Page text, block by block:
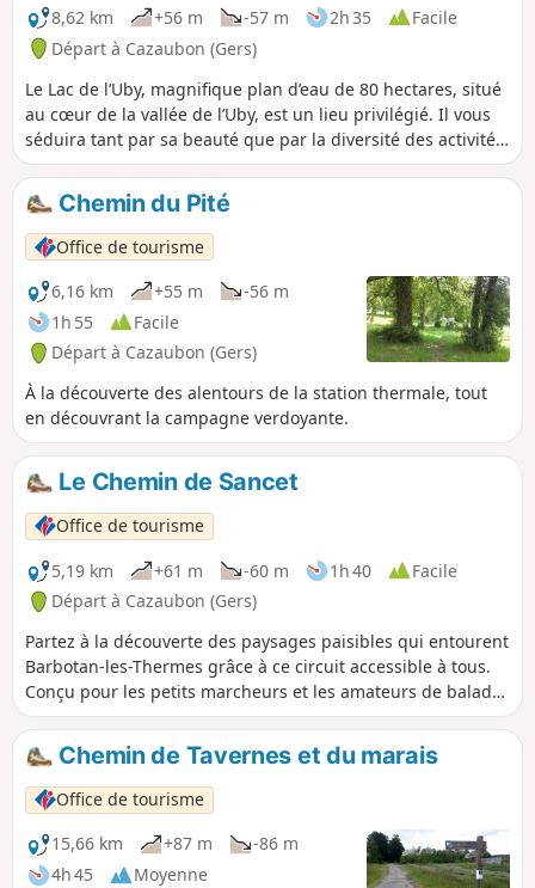
8,62 km
+56 m -57 m 2h 35
Facile
Départ à Cazaubon (Gers)
Le Lac de l’Uby, magnifique plan d’eau de 80 hectares, situé
au cœur de la vallée de l’Uby, est un lieu privilégié. Il vous
séduira tant par sa beauté que par la diversité des activités
qui y sont proposées.
Chemin du Pité
Office de tourisme
6,16 km
+55 m
-56 m
1h 55
Facile
Départ à Cazaubon (Gers)
À la découverte des alentours de la station thermale, tout
en découvrant la campagne verdoyante.
Le Chemin de Sancet
Office de tourisme
5,19 km
+61 m -60 m 1h 40
Facile
Départ à Cazaubon (Gers)
Partez à la découverte des paysages paisibles qui entourent
Barbotan-les-Thermes grâce à ce circuit accessible à tous.
Conçu pour les petits marcheurs et les amateurs de balades
tranquilles, cet itinéraire vous invite à explorer la campagne
gersoise dans toute sa diversité. Entre chemins bucoliques,
espaces naturels préservés et panoramas apaisants, cette
promenade offre une parenthèse de détente idéale pour
profiter du calme et de l'authenticité du territoire. Une
sortie agréable à partager en famille ou entre amis, au
rythme de la nature.
Chemin de Tavernes et du marais
Office de tourisme
15,66 km
+87 m
-86 m
4h 45
Moyenne